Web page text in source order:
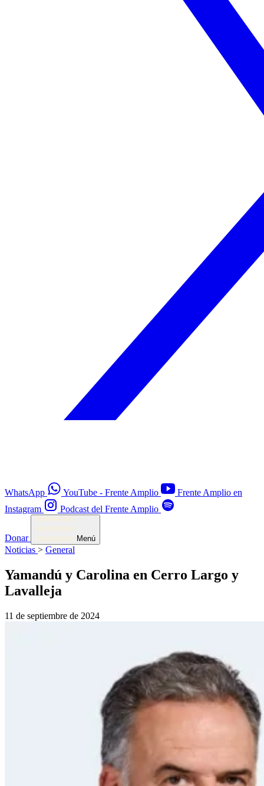
WhatsApp YouTube - Frente Amplio
Frente Amplio en
Instagram
Podcast del Frente Amplio
Donar Menú
Noticias > General
Yamandú y Carolina en Cerro Largo y
Lavalleja
11 de septiembre de 2024